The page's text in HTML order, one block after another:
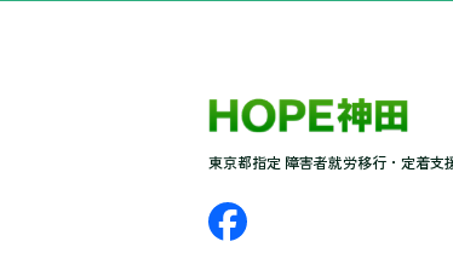
東京都指定 障害者就労移行・定着支